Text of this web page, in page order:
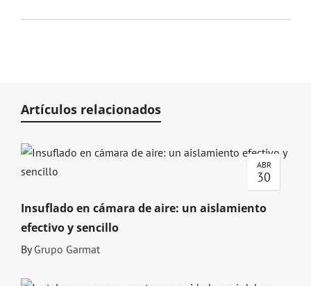
Artículos relacionados
ABR
30
Insuflado en cámara de aire: un aislamiento
efectivo y sencillo
ByGrupo Garmat